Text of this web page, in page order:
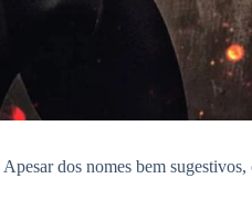
dos nomes bem sugestivos,